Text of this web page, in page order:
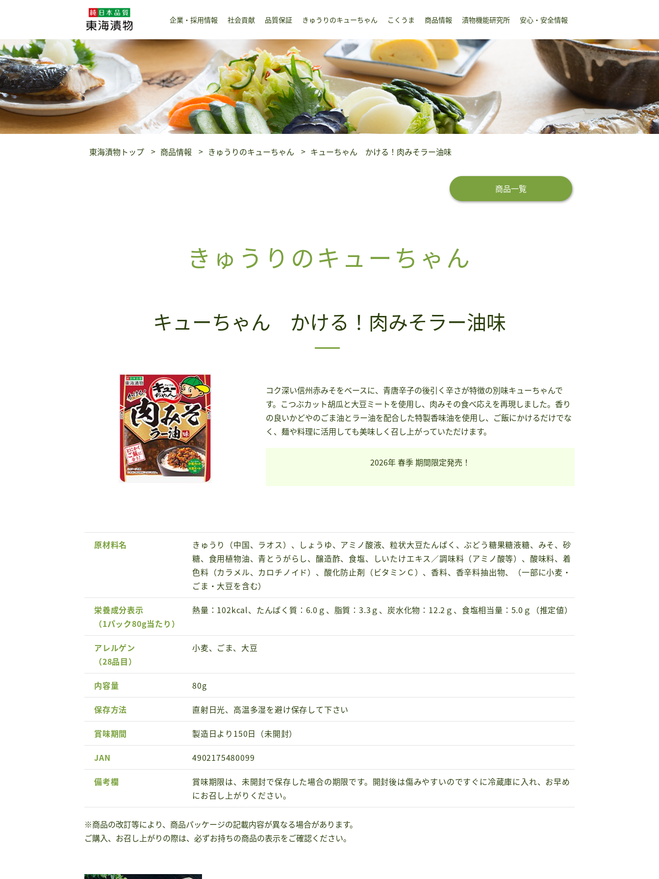
企業・採用情報 社会貢献 品質保証 きゅうりのキューちゃん こくうま 商品情報 漬物機能研究所 安心・安全情報
東海漬物トップ 商品情報 きゅうりのキューちゃん キューちゃん かける！肉みそラー油味
商品一覧
きゅうりのキューちゃん
キューちゃん かける！肉みそラー油味
コク深い信州赤みそをベースに、青唐辛子の後引く辛さが特徴の別味キューちゃんで
す。こつぶカット胡瓜と大豆ミートを使用し、肉みその食べ応えを再現しました。香り
の良いかどやのごま油とラー油を配合した特製香味油を使用し、ご飯にかけるだけでな
く、麺や料理に活用しても美味しく召し上がっていただけます。
2026年 春季 期間限定発売！
原材料名
きゅうり（中国、ラオス）、しょうゆ、アミノ酸液、粒状大豆たんぱく、ぶどう糖果糖液糖、みそ、砂
糖、食用植物油、青とうがらし、醸造酢、食塩、しいたけエキス／調味料（アミノ酸等）、酸味料、着
色料（カラメル、カロチノイド）、酸化防止剤（ビタミンＣ）、香料、香辛料抽出物、（一部に小麦・
ごま・大豆を含む）
栄養成分表示
（1パック80g当たり）
熱量：102kcal、たんぱく質：6.0ｇ、脂質：3.3ｇ、炭水化物：12.2ｇ、食塩相当量：5.0ｇ（推定値）
アレルゲン
（28品目）
小麦、ごま、大豆
内容量 80g
保存方法 直射日光、高温多湿を避け保存して下さい
賞味期間 製造日より150日（未開封）
JAN 4902175480099
備考欄
賞味期限は、未開封で保存した場合の期限です。開封後は傷みやすいのですぐに冷蔵庫に入れ、お早め
にお召し上がりください。
※商品の改訂等により、商品パッケージの記載内容が異なる場合があります。
ご購入、お召し上がりの際は、必ずお持ちの商品の表示をご確認ください。